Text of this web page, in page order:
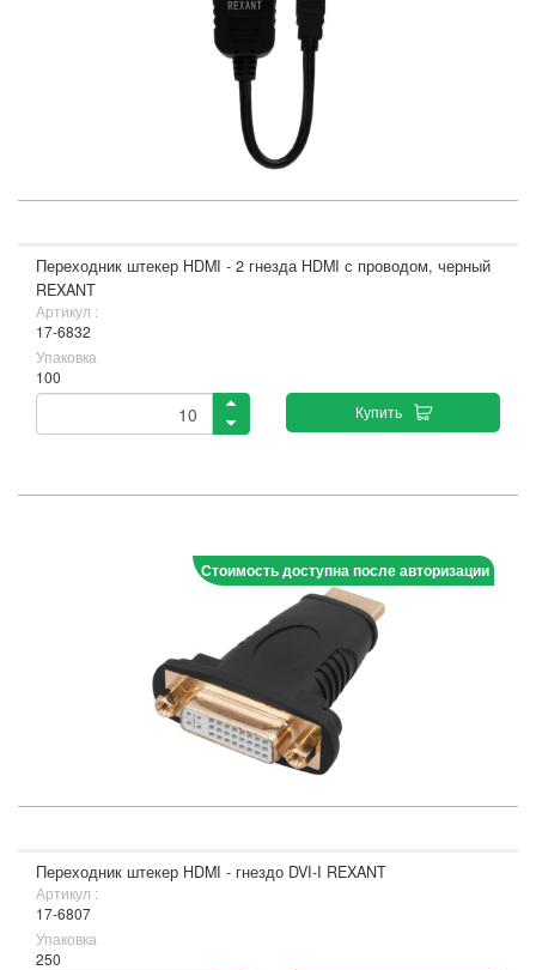
Переходник штекер HDMI - 2 гнезда HDMI с проводом, черный
REXANT
Артикул :
17-6832
Упаковка
100
Купить
Стоимость доступна после авторизации
Переходник штекер HDMI - гнездо DVI-I REXANT
Артикул :
17-6807
Упаковка
250